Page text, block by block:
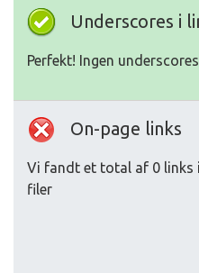
Underscores i
Perfekt! Ingen
On-page links
Vi fandt et total af 0 links
filer